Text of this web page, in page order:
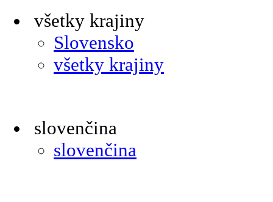
všetky krajiny
Slovensko
všetky krajiny
slovenčina
slovenčina